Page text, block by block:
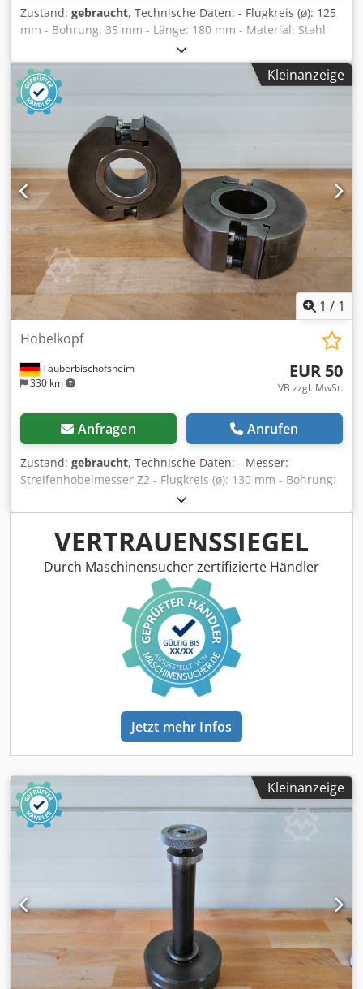
Zustand: gebraucht, Technische Daten: - Flugkreis (ø): 125
mm - Bohrung: 35 mm - Länge: 180 mm - Material: Stahl
Kleinanzeige
1 / 1
Tauberbischofsheim
330 km
Hobelkopf
EUR 50
VB zzgl. MwSt.
Anfragen Anrufen
Zustand: gebraucht, Technische Daten: - Messer:
Streifenhobelmesser Z2 - Flugkreis (ø): 130 mm - Bohrung:
50 mm - Länge: 50 mm - Material: Stahl - Verfügbar: 2
Dwjdpfx Ahozrylbj Nea
VERTRAUENSSIEGEL
Durch Maschinensucher zertifizierte Händler
Jetzt mehr Infos
Kleinanzeige